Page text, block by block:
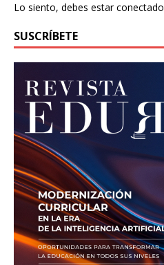
Lo siento, debes estarconectado
SUSCRÍBETE